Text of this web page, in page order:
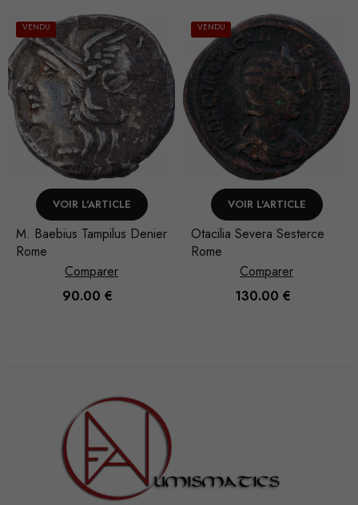
VENDU
VOIR L'ARTICLE
M. Baebius Tampilus Denier
Rome
Comparer
90.00 €
VENDU
VOIR L'ARTICLE
Otacilia Severa Sesterce
Rome
Comparer
130.00 €